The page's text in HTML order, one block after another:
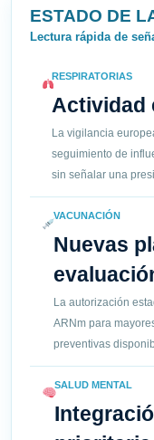
ESTADO DE
Lectura rápida de
RESPIRATORIAS
Actividad
La vigilancia
seguimiento de
sin señalar una
VACUNACIÓN
Nuevas
La autorización
ARNm para
preventivas
SALUD MENTAL